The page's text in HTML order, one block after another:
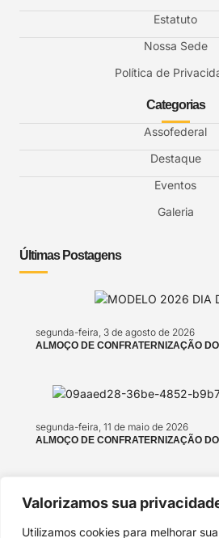
Valorizamos sua
Utilizamos cookies para melhorar
Estatuto
Nossa Sede
Política de
Categorias
Assofederal
Destaque
Eventos
Galeria
Últimas Postagens
segunda-feira, 3 de agosto de 2026
ALMOÇO DE CONFRATERNIZAÇÃO
segunda-feira, 11 de maio de 2026
ALMOÇO DE CONFRATERNIZAÇÃO
ALMOÇO EM HOMENAGEM AO DIA